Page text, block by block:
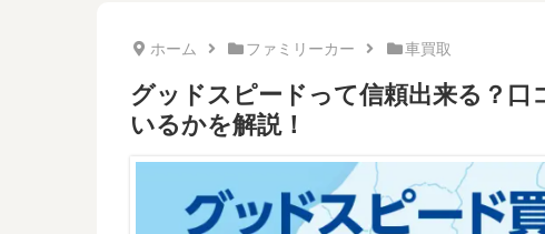
ホーム ファミリーカー 車買取
グッドスピードって信頼出来る？
いるかを解説！